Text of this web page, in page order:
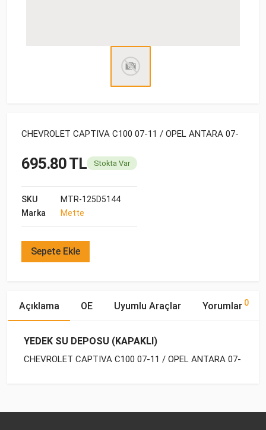
CHEVROLET CAPTIVA C100 07-11 / OPEL ANTARA 07-
695.80 TL Stokta Var
SKU
MTR-125D5144
Marka
Mette
Sepete Ekle
Açıklama OE Uyumlu Araçlar Yorumlar 0
YEDEK SU DEPOSU (KAPAKLI)
CHEVROLET CAPTIVA C100 07-11 / OPEL ANTARA 07-